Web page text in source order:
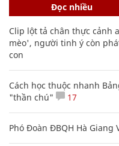
Đọc nhiều
Clip lột tả chân thực cảnh
mèo', người tinh ý còn
con
Cách học thuộc nhanh
"thần chú"
17
Phó Đoàn ĐBQH Hà